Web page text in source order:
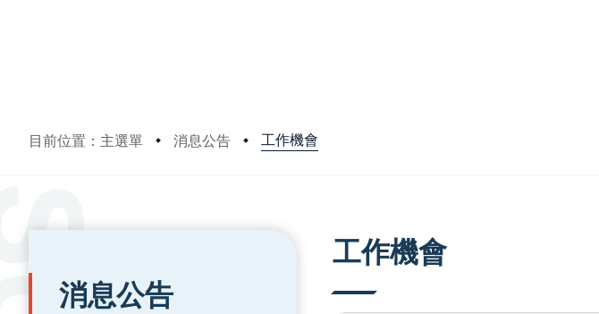
目前位置：主選單 消息公告 工作機會
:::
消息公告
工作機會